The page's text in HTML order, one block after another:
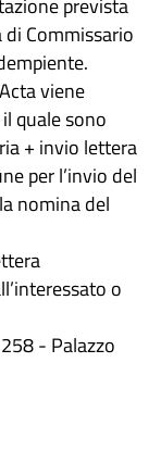
Commissario
viene
quale sono
+ invio lettera
per l’invio del
nomina del
o
- Palazzo